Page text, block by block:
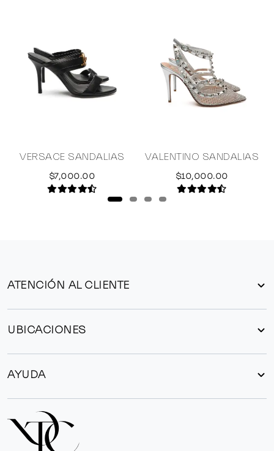
VERSACE SANDALIAS
$7,000.00
VALENTINO SANDALIAS
$10,000.00
ATENCIÓN AL CLIENTE
UBICACIONES
AYUDA